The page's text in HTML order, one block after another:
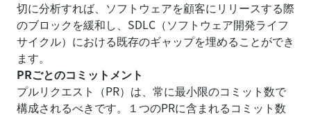
切に分析すれば、ソフトウェアを顧客にリリースする際
のブロックを緩和し、SDLC（ソフトウェア開発ライフ
サイクル）における既存のギャップを埋めることができ
ます。
PRごとのコミットメント
プルリクエスト（PR）は、常に最小限のコミット数で
構成されるべきです。１つのPRに含まれるコミット数